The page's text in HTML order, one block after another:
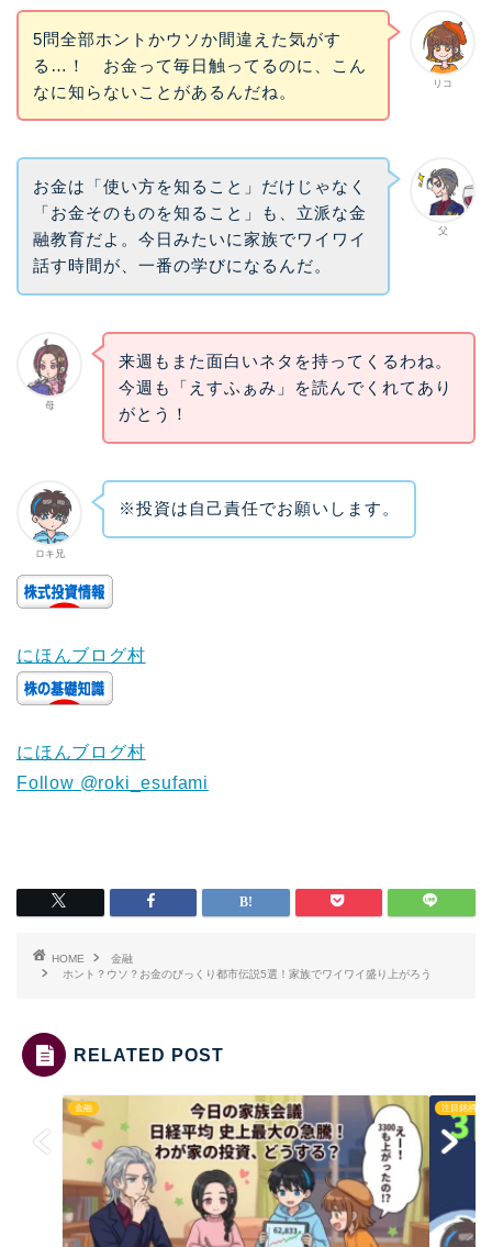
リコ
5問全部ホントかウソか間違えた気がす
る…！ お金って毎日触ってるのに、こん
なに知らないことがあるんだね。
父
お金は「使い方を知ること」だけじゃなく
「お金そのものを知ること」も、立派な金
融教育だよ。今日みたいに家族でワイワイ
話す時間が、一番の学びになるんだ。
母
来週もまた面白いネタを持ってくるわね。
今週も「えすふぁみ」を読んでくれてあり
がとう！
ロキ兄
※投資は自己責任でお願いします。
にほんブログ村
にほんブログ村
Follow @roki_esufami
HOME
金融
ホント？ウソ？お金のびっくり都市伝説5選！家族でワイワイ盛り上がろう
RELATED POST
金融 注目銘柄